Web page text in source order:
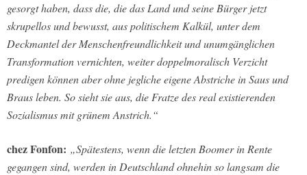
gesorgt haben, dass die, die das Land und seine Bürger jetzt
skrupellos und bewusst, aus politischem Kalkül, unter dem
Deckmantel der Menschenfreundlichkeit und unumgänglichen
Transformation vernichten, weiter doppelmoralisch Verzicht
predigen können aber ohne jegliche eigene Abstriche in Saus und
Braus leben. So sieht sie aus, die Fratze des real existierenden
Sozialismus mit grünem Anstrich.“
chez Fonfon: „Spätestens, wenn die letzten Boomer in Rente
gegangen sind, werden in Deutschland ohnehin so langsam die